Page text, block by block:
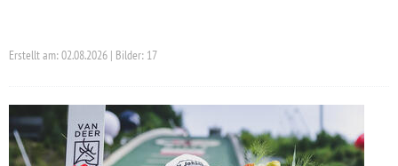
Erstellt am: 02.08.2026 | Bilder: 17